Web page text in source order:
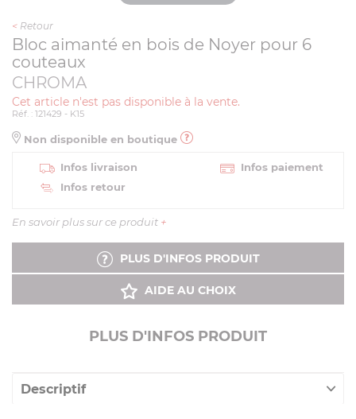
< Retour
Bloc aimanté en bois de Noyer pour 6
couteaux
CHROMA
Cet article n'est pas disponible à la vente.
Réf. : 121429 - K15
Non disponible en boutique
Infos livraison
Infos paiement
Infos retour
En savoir plus sur ce produit +
PLUS D'INFOS PRODUIT
AIDE AU CHOIX
PLUS D'INFOS PRODUIT
Descriptif